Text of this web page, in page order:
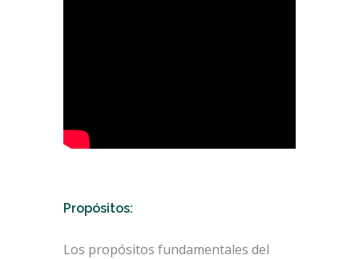
Propósitos:
Los propósitos fundamentales del